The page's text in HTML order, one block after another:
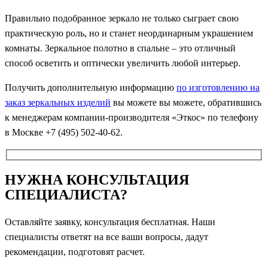
Правильно подобранное зеркало не только сыграет свою
практическую роль, но и станет неординарным украшением
комнаты. Зеркальное полотно в спальне – это отличный
способ осветить и оптически увеличить любой интерьер.
Получить дополнительную информацию по изготовлению на
заказ зеркальных изделий вы можете вы можете, обратившись
к менеджерам компании-производителя «Эткос» по телефону
в Москве +7 (495) 502-40-62.
НУЖНА КОНСУЛЬТАЦИЯ
СПЕЦИАЛИСТА?
Оставляйте заявку, консультация бесплатная. Наши
специалисты ответят на все ваши вопросы, дадут
рекомендации, подготовят расчет.